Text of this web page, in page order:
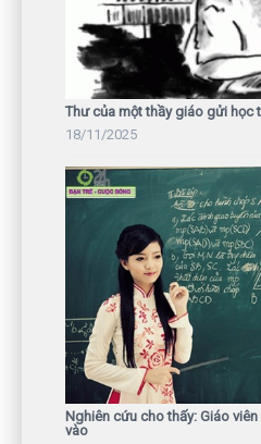
Thư của một thầy giáo gửi học
18/11/2025
Nghiên cứu cho thấy: Giáo
vào